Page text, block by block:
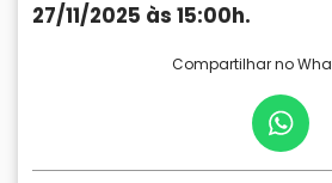
27/11/2025 às 15:00h.
Compartilhar no